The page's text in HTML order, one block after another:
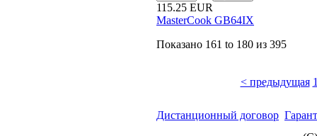
115.25 EUR
MasterCook GB64IX
Показано 161 to 180 из 395
< предыдущая
Дистанционный договор